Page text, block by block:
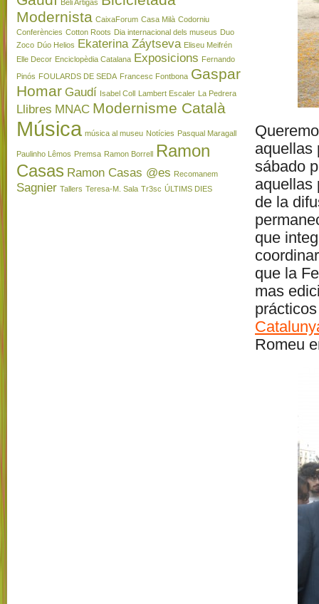
aquellas
sábado
aquellas
de la
que
que la
mas
Romeu
Beli Artigas
Modernista CaixaForum Casa Milà Codorniu
Conferències Cotton Roots Dia internacional dels museus Duo
Zoco Dúo Helios Ekaterina Záytseva Eliseu Meifrén
Elle Decor Enciclopèdia Catalana Exposicions Fernando
Pinós FOULARDS DE SEDA Francesc Fontbona Gaspar
Homar Gaudí Isabel Coll Lambert Escaler La Pedrera
Llibres MNAC Modernisme Català
Música música al museu Notícies Pasqual Maragall
Paulinho Lêmos Premsa Ramon Borrell Ramon
Casas Ramon Casas @es Recomanem
Sagnier Tallers Teresa-M. Sala Tr3sc ÚLTIMS DIES